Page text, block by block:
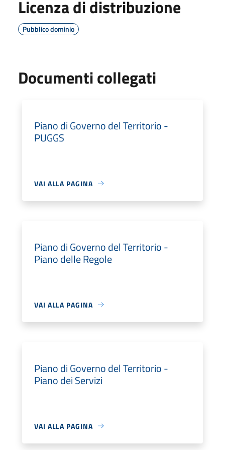
Licenza di distribuzione
Pubblico dominio
Documenti collegati
Piano di Governo del Territorio -
PUGGS
VAI ALLA PAGINA
Piano di Governo del Territorio -
Piano delle Regole
VAI ALLA PAGINA
Piano di Governo del Territorio -
Piano dei Servizi
VAI ALLA PAGINA